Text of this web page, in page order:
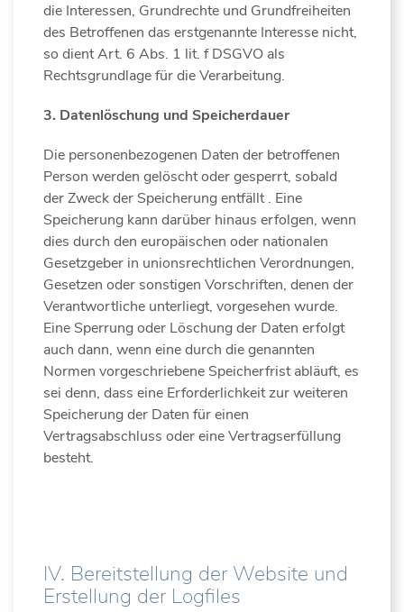
die Interessen, Grundrechte und Grundfreiheiten
des Betroffenen das erstgenannte Interesse nicht,
so dient Art. 6 Abs. 1 lit. f DSGVO als
Rechtsgrundlage für die Verarbeitung.
3. Datenlöschung und Speicherdauer
Die personenbezogenen Daten der betroffenen
Person werden gelöscht oder gesperrt, sobald
der Zweck der Speicherung entfällt . Eine
Speicherung kann darüber hinaus erfolgen, wenn
dies durch den europäischen oder nationalen
Gesetzgeber in unionsrechtlichen Verordnungen,
Gesetzen oder sonstigen Vorschriften, denen der
Verantwortliche unterliegt, vorgesehen wurde.
Eine Sperrung oder Löschung der Daten erfolgt
auch dann, wenn eine durch die genannten
Normen vorgeschriebene Speicherfrist abläuft, es
sei denn, dass eine Erforderlichkeit zur weiteren
Speicherung der Daten für einen
Vertragsabschluss oder eine Vertragserfüllung
besteht.
IV. Bereitstellung der Website und
Erstellung der Logfiles